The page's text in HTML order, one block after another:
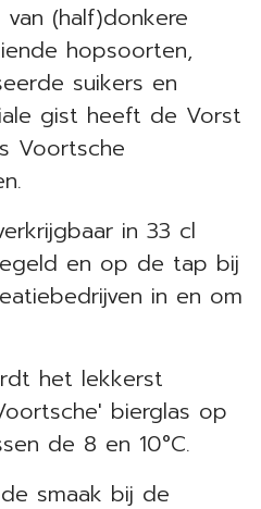
(half)donkere
hopsoorten,
suikers en
gist heeft de Vorst
Voortsche
in 33 cl
en op de tap bij
in en om
het lekkerst
bierglas op
de 8 en 10°C.
smaak bij de